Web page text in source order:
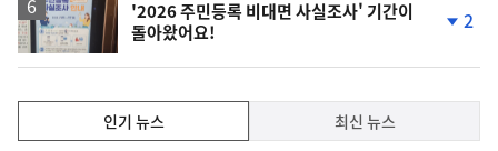
'2026 주민등록 비대면 사실조사' 기간이
돌아왔어요!
락
2
인기 뉴스 최신 뉴스